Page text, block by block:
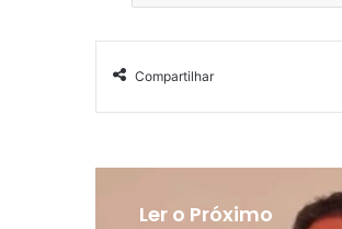
Compartilhar
Ler o Próximo